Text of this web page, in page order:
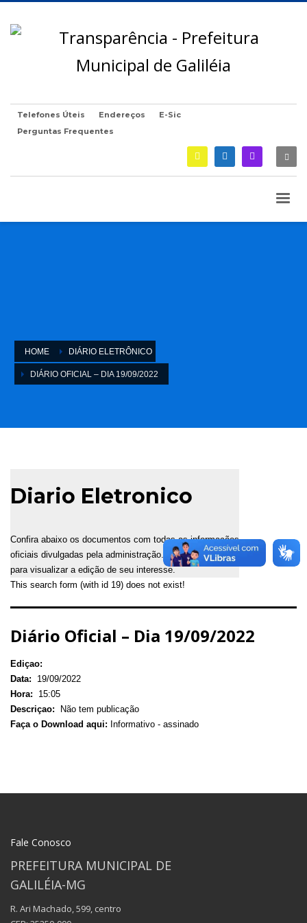
Telefones Úteis Endereços
E-Sic
Perguntas Frequentes
HOME DIÁRIO ELETRÔNICO
DIÁRIO OFICIAL – DIA 19/09/2022
Diario Eletronico
Confira abaixo os documentos com todas as informações
oficiais divulgadas pela administração. Selecione a data
para visualizar a edição de seu interesse.
This search form (with id 19) does not exist!
Diário Oficial – Dia 19/09/2022
Ediçao:
Data:
19/09/2022
Hora:
15:05
Descriçao:
Não tem publicação
Faça o Download aqui: Informativo - assinado
Fale Conosco
PREFEITURA MUNICIPAL DE
GALILÉIA-MG
R. Ari Machado, 599, centro